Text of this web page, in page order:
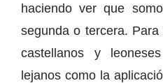
haciendo ver que
segunda o tercera.
castellanos y
lejanos como la